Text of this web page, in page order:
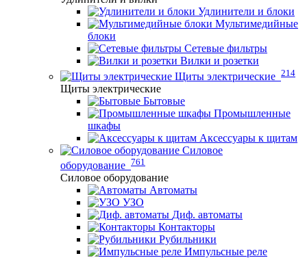
Удлинители и блоки
Мультимедийные
блоки
Сетевые фильтры
Вилки и розетки
Щиты электрические 214
Щиты электрические
Бытовые
Промышленные
шкафы
Аксессуары к щитам
Силовое
оборудование 761
Силовое оборудование
Автоматы
УЗО
Диф. автоматы
Контакторы
Рубильники
Импульсные реле